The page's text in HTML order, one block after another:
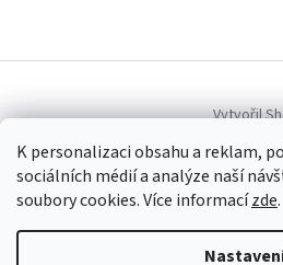
K personalizaci obsahu a reklam,
sociálních médií a analýze naší
soubory cookies. Více informacízde.
Vytvořil
Copyright 2026 Allen dámská móda
Upravit nastavení